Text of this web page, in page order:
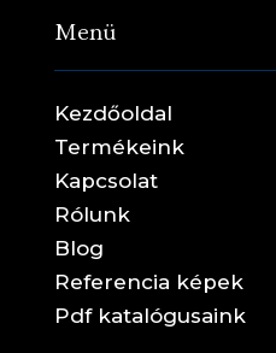
Menü
Kezdőoldal
Termékeink
Kapcsolat
Rólunk
Blog
Referencia képek
Pdf katalógusaink